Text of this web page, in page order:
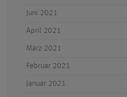
Juni 2021
April 2021
März 2021
Februar 2021
Januar 2021